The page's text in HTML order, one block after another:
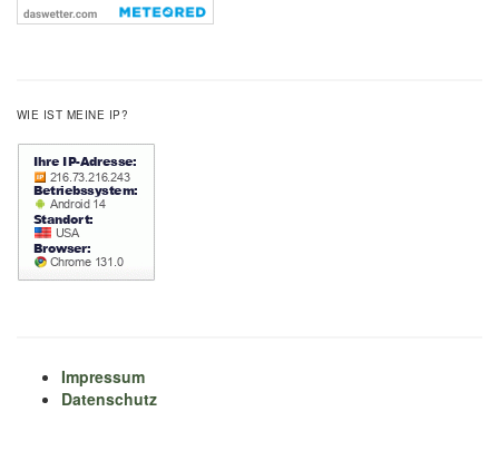
WIE IST MEINE IP?
Impressum
Datenschutz